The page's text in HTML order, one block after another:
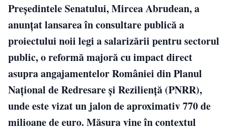
Președintele Senatului,Mircea Abrudean, a
anunțat lansarea în consultare publică a
proiectului noii legi a salarizării pentru sectorul
public, o reformă majoră cu impact direct
asupra angajamentelor României din Planul
Național de Redresare și Reziliență (PNRR),
unde este vizat un jalon de aproximativ 770 de
milioane de euro. Măsura vine în contextul